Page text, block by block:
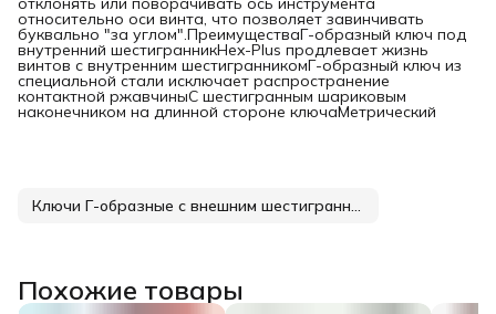
относительно оси винта, что позволяет завинчивать
буквально "за углом".ПреимуществаГ-образный ключ под
внутренний шестигранникHex-Plus продлевает жизнь
винтов с внутренним шестигранникомГ-образный ключ из
специальной стали исключает распространение
контактной ржавчиныС шестигранным шариковым
наконечником на длинной стороне ключаМетрический
Ключи Г-образные с внешним шестигранником
Похожие товары